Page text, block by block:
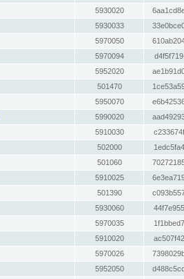
5930020
5930033
5970050
5970094
5952020
501470
5950070
5990020
5910030
502000
501060
5910025
501390
5930060
5970035
5910020
5970026
5952050